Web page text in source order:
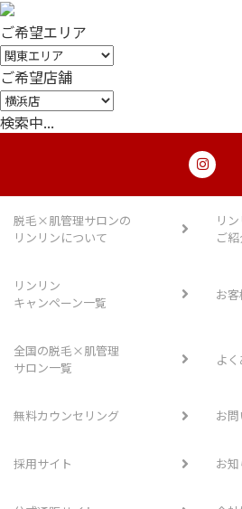
ご希望エリア
ご希望店舗
検索中...
脱毛×肌管理サロンの
リンリンについて
リ
ご
リンリン
キャンペーン一覧
お
全国の脱毛×肌管理
サロン一覧
よ
無料カウンセリング お
採用サイト お